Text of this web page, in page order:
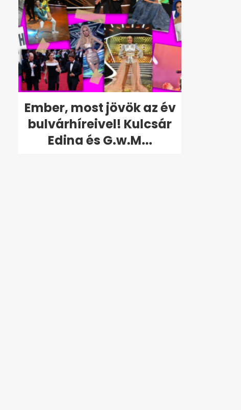
Ember, most jövök az év
bulvárhíreivel! Kulcsár
Edina és G.w.M...